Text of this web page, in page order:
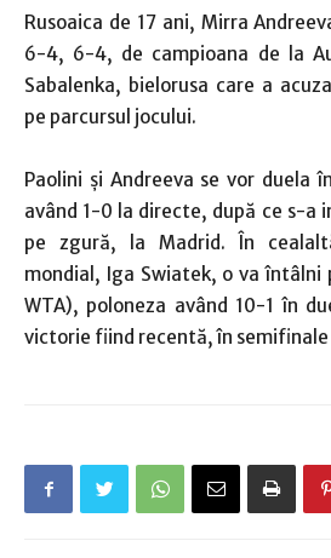
Rusoaica de 17 ani, Mirra
6-4, 6-4, de campioana de la
Sabalenka, bielorusa care a
pe parcursul jocului.
Paolini şi Andreeva se vor duela
având 1-0 la directe, după ce s-a
pe zgură, la Madrid. În
mondial, Iga Swiatek, o va întâlni
WTA), poloneza având 10-1 în
victorie fiind recentă, în semifinale